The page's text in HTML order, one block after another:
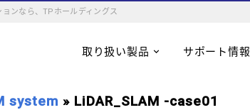
ンなら、TPホールディングス
取り扱い製品 サポート情報
system » LiDAR_SLAM -case01